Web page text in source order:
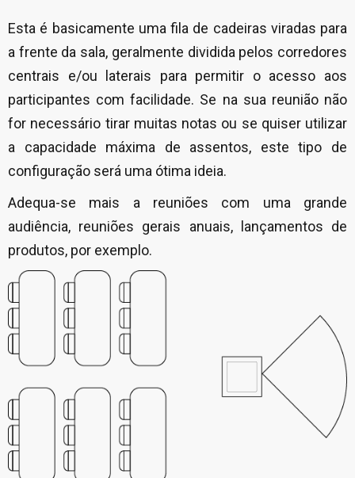
Esta é basicamente uma fila de cadeiras viradas para
a frente da sala, geralmente dividida pelos corredores
centrais e/ou laterais para permitir o acesso aos
participantes com facilidade. Se na sua reunião não
for necessário tirar muitas notas ou se quiser utilizar
a capacidade máxima de assentos, este tipo de
configuração será uma ótima ideia.
Adequa-se mais a reuniões com uma grande
audiência, reuniões gerais anuais, lançamentos de
produtos, por exemplo.